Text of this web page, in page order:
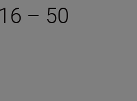
– 50